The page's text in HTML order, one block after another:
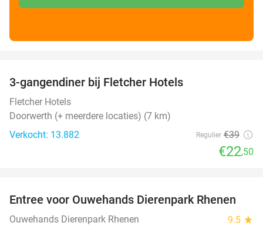
3-gangendiner bij Fletcher Hotels
Fletcher Hotels
Doorwerth (+ meerdere locaties) (7 km)
Verkocht: 13.882
Regulier €39
€22,50
19%
Entree voor Ouwehands Dierenpark Rhenen
Ouwehands Dierenpark Rhenen 9.5 star